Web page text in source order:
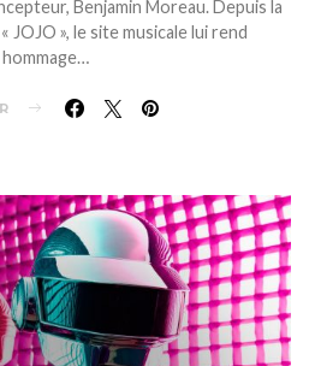
Benjamin Moreau. Depuis la
», le site musicale lui rend
hommage…